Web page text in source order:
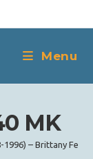
Menu
MK
1996) – Brittany